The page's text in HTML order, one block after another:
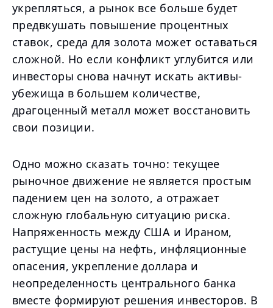
укрепляться, а рынок все больше будет
предвкушать повышение процентных
ставок, среда для золота может оставаться
сложной. Но если конфликт углубится или
инвесторы снова начнут искать активы-
убежища в большем количестве,
драгоценный металл может восстановить
свои позиции.
Одно можно сказать точно: текущее
рыночное движение не является простым
падением цен на золото, а отражает
сложную глобальную ситуацию риска.
Напряженность между США и Ираном,
растущие цены на нефть, инфляционные
опасения, укрепление доллара и
неопределенность центрального банка
вместе формируют решения инвесторов. В